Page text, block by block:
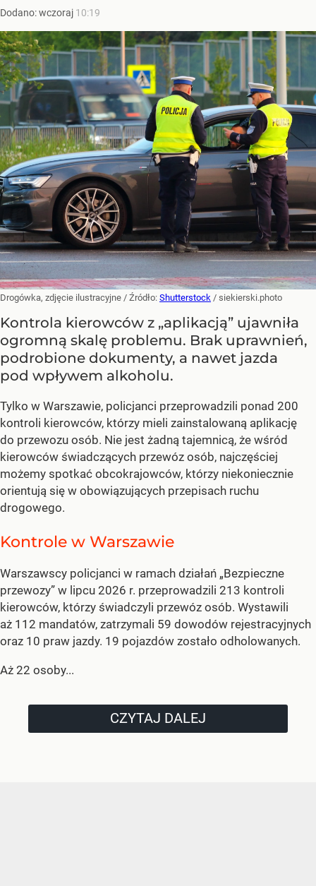
Dodano:wczoraj 10:19
Drogówka, zdjęcie ilustracyjne / Źródło: Shutterstock / siekierski.photo
Kontrola kierowców z „aplikacją” ujawniła
ogromną skalę problemu. Brak uprawnień,
podrobione dokumenty, a nawet jazda
pod wpływem alkoholu.
Tylko w Warszawie, policjanci przeprowadzili ponad 200
kontroli kierowców, którzy mieli zainstalowaną aplikację
do przewozu osób. Nie jest żadną tajemnicą, że wśród
kierowców świadczących przewóz osób, najczęściej
możemy spotkać obcokrajowców, którzy niekoniecznie
orientują się w obowiązujących przepisach ruchu
drogowego.
Kontrole w Warszawie
Warszawscy policjanci w ramach działań „Bezpieczne
przewozy” w lipcu 2026 r. przeprowadzili 213 kontroli
kierowców, którzy świadczyli przewóz osób. Wystawili
aż 112 mandatów, zatrzymali 59 dowodów rejestracyjnych
oraz 10 praw jazdy. 19 pojazdów zostało odholowanych.
Aż 22 osoby...
CZYTAJ DALEJ